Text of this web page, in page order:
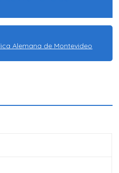
Alemana de Montevideo